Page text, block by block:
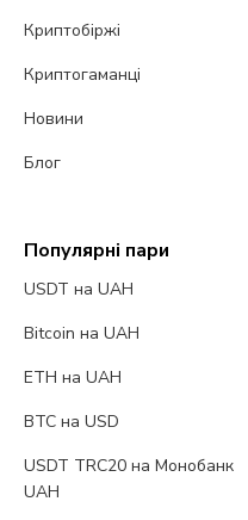
Криптобіржі
Криптогаманці
Новини
Блог
Популярні пари
USDT на UAH
Bitcoin на UAH
ETH на UAH
BTC на USD
USDT TRC20 на Монобанк
UAH